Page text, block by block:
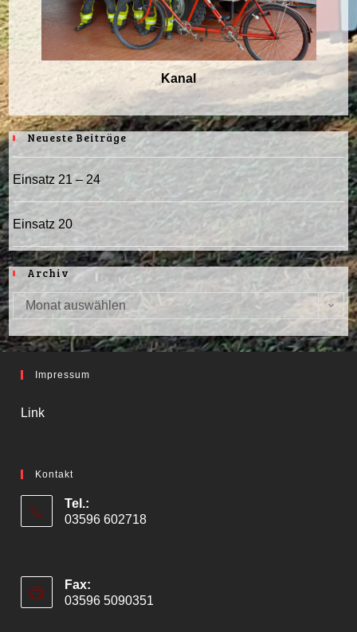
Kanal
Neueste Beiträge
Einsatz 21 – 24
Einsatz 20
Archiv
Archiv
Monat auswählen
Impressum
Link
Kontakt
Tel.:
03596 602718
Fax:
03596 5090351